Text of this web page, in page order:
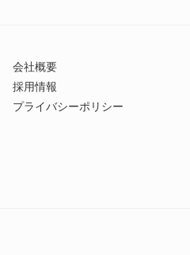
会社概要
採用情報
プライバシーポリシー